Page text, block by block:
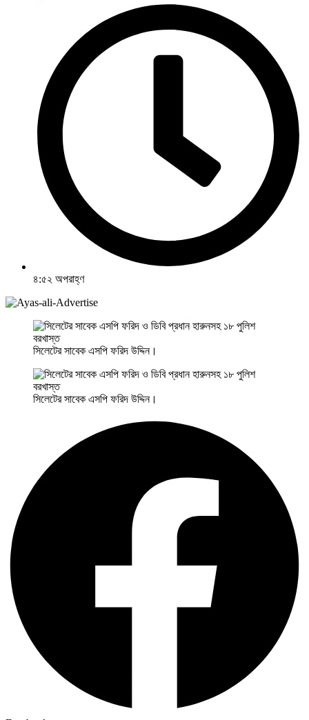
৪:৫২ অপরাহ্ণ
সিলেটের সাবেক এসপি ফরিদ উদ্দিন।
সিলেটের সাবেক এসপি ফরিদ উদ্দিন।